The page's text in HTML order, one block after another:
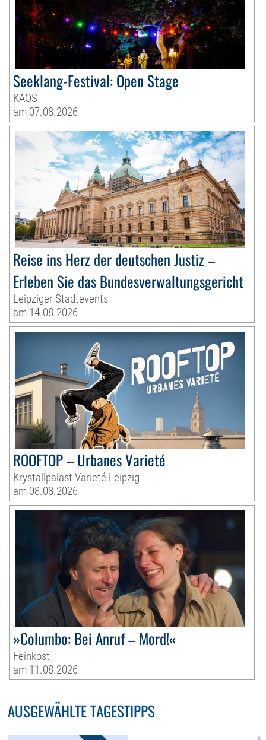
Seeklang-Festival: Open Stage
KAOS
am 07.08.2026
Reise ins Herz der deutschen Justiz –
Erleben Sie das Bundesverwaltungsgericht
Leipziger Stadtevents
am 14.08.2026
ROOFTOP – Urbanes Varieté
Krystallpalast Varieté Leipzig
am 08.08.2026
»Columbo: Bei Anruf – Mord!«
Feinkost
am 11.08.2026
AUSGEWÄHLTE TAGESTIPPS